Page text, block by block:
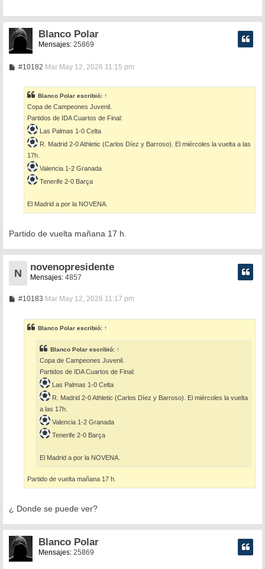
e
Blanco Polar
Mensajes: 25869
#10182M
a
j
e
Mar May 12, 2026 11:15 pm
Blanco Polar escribió: ↑
Copa de Campeones Juvenil.
Partidos de IDA Cuartos de Final:
Las Palmas 1-0 Celta
R. Madrid 2-0 Athletic (Carlos Díez y Barroso). El miércoles la vuelta a las
17h.
Valencia 1-2 Granada
Tenerife 2-0 Barça
El Madrid a por la NOVENA.
Partido de vuelta mañana 17 h.
N
novenopresidente
Mensajes: 4857
#10183M
a
j
e
Mar May 12, 2026 11:17 pm
Blanco Polar escribió: ↑
Blanco Polar escribió: ↑
Copa de Campeones Juvenil.
Partidos de IDA Cuartos de Final:
Las Palmas 1-0 Celta
R. Madrid 2-0 Athletic (Carlos Díez y Barroso). El miércoles la vuelta
a las 17h.
Valencia 1-2 Granada
Tenerife 2-0 Barça
El Madrid a por la NOVENA.
Partido de vuelta mañana 17 h.
¿ Donde se puede ver?
Blanco Polar
Mensajes: 25869